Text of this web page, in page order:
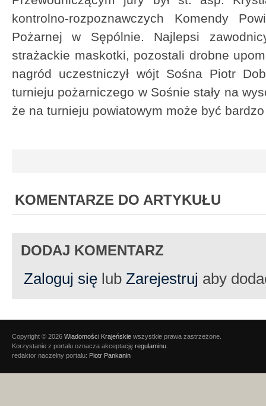
kontrolno-rozpoznawczych Komendy
Pożarnej w Sępólnie. Najlepsi
strażackie maskotki, pozostali drobne
nagród uczestniczył wójt Sośna Piotr
turnieju pożarniczego w Sośnie stały na
że na turnieju powiatowym może być
KOMENTARZE DO ARTYKUŁU
DODAJ KOMENTARZ
Zaloguj się lub Zarejestruj aby
Copyright © 2026 Wiadomości Krajeńskie wszystkie prawa zastrzeżone.
Korzystanie z portalu oznacza akceptację regulaminu
redaktor naczelny portalu: Piotr Pankanin